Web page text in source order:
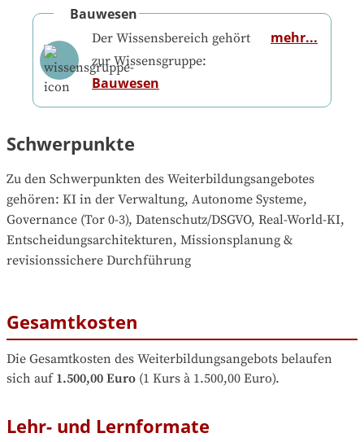
Bauwesen
Der Wissensbereich gehört
zur Wissensgruppe:
Bauwesen
mehr...
Schwerpunkte
Zu den Schwerpunkten des Weiterbildungsangebotes
gehören: KI in der Verwaltung, Autonome Systeme,
Governance (Tor 0-3), Datenschutz/DSGVO, Real-World-KI,
Entscheidungsarchitekturen, Missionsplanung &
revisionssichere Durchführung
Gesamtkosten
Die Gesamtkosten des Weiterbildungsangebots belaufen
sich auf 1.500,00 Euro (1 Kurs à 1.500,00 Euro).
Lehr- und Lernformate